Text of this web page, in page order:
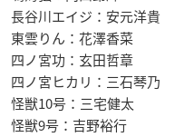
長谷川エイジ：安元洋貴
東雲りん：花澤香菜
四ノ宮功：玄田哲章
四ノ宮ヒカリ：三石琴乃
怪獣10号：三宅健太
怪獣9号：吉野裕行